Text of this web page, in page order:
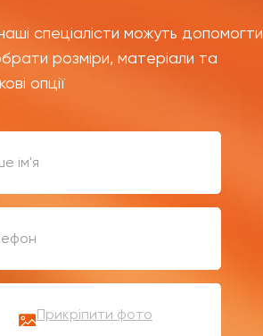
спеціалісти можуть допомогти
розміри, матеріали та
опції
Прикріпити фото